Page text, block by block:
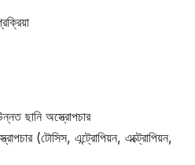
ছানি অস্ত্রোপচার
(টোসিস, এন্ট্রোপিয়ন, এক্ট্রোপিয়ন,